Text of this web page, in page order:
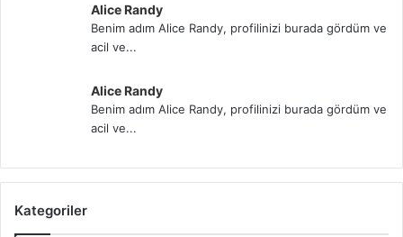
Alice Randy
Benim adım Alice Randy, profilinizi burada gördüm ve
acil ve...
Alice Randy
Benim adım Alice Randy, profilinizi burada gördüm ve
acil ve...
Kategoriler